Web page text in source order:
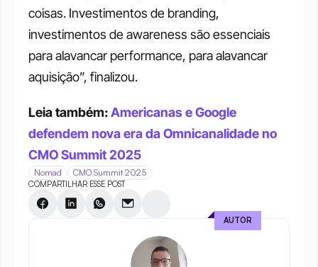
coisas. Investimentos de branding,
investimentos de awareness são essenciais
para alavancar performance, para alavancar
aquisição”, finalizou.
Leia também: Americanas e Google
defendem nova era da Omnicanalidade no
CMO Summit 2025
Nomad CMO Summit 2025
COMPARTILHAR ESSE POST
AUTOR